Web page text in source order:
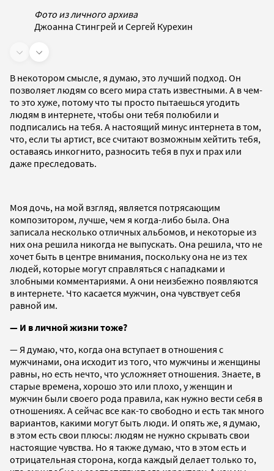
Фото из личного архива
Джоанна Стингрей и Сергей Курехин
В некотором смысле, я думаю, это лучший подход. Он
позволяет людям со всего мира стать известными. А в чем-
то это хуже, потому что ты просто пытаешься угодить
людям в интернете, чтобы они тебя полюбили и
подписались на тебя. А настоящий минус интернета в том,
что, если ты артист, все считают возможным хейтить тебя,
оставаясь инкогнито, разносить тебя в пух и прах или
даже преследовать.
Моя дочь, на мой взгляд, является потрясающим
композитором, лучше, чем я когда-либо была. Она
записала несколько отличных альбомов, и некоторые из
них она решила никогда не выпускать. Она решила, что не
хочет быть в центре внимания, поскольку она не из тех
людей, которые могут справляться с нападками и
злобными комментариями. А они неизбежно появляются
в интернете. Что касается мужчин, она чувствует себя
равной им.
— И в личной жизни тоже?
— Я думаю, что, когда она вступает в отношения с
мужчинами, она исходит из того, что мужчины и женщины
равны, но есть нечто, что усложняет отношения. Знаете, в
старые времена, хорошо это или плохо, у женщин и
мужчин были своего рода правила, как нужно вести себя в
отношениях. А сейчас все как-то свободно и есть так много
вариантов, какими могут быть люди. И опять же, я думаю,
в этом есть свои плюсы: людям не нужно скрывать свои
настоящие чувства. Но я также думаю, что в этом есть и
отрицательная сторона, когда каждый делает только то,